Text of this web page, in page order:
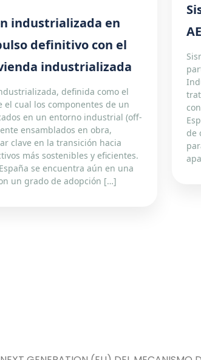
industrializada en
definitivo con el
industrializada
definida como el
el cual los componentes de un
en un entorno industrial (off-
ensamblados en obra,
clave en la transición hacia
más sostenibles y eficientes.
se encuentra aún en una
un grado de adopción […]
de